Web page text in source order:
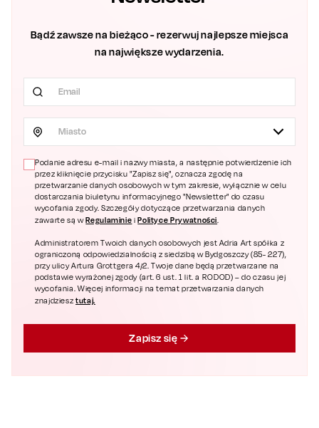
Bądź zawsze na bieżąco - rezerwuj najlepsze miejsca
na największe wydarzenia.
Miasto
Podanie adresu e-mail i nazwy miasta, a następnie potwierdzenie ich
przez kliknięcie przycisku "Zapisz się", oznacza zgodę na
przetwarzanie danych osobowych w tym zakresie, wyłącznie w celu
dostarczania biuletynu informacyjnego "Newsletter" do czasu
wycofania zgody. Szczegóły dotyczące przetwarzania danych
zawarte są wRegulaminie iPolityce Prywatności
Administratorem Twoich danych osobowych jest Adria Art spółka z
ograniczoną odpowiedzialnością z siedzibą w Bydgoszczy (85- 227),
przy ulicy Artura Grottgera 4/2. Twoje dane będą przetwarzane na
podstawie wyrażonej zgody (art. 6 ust. 1 lit. a RODOD) – do czasu jej
wycofania. Więcej informacji na temat przetwarzania danych
znajdziesztutaj.
Zapisz się